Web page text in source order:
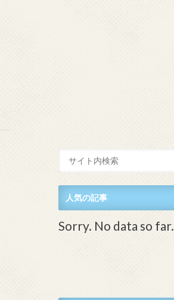
人気の記事
Sorry. No data so far.